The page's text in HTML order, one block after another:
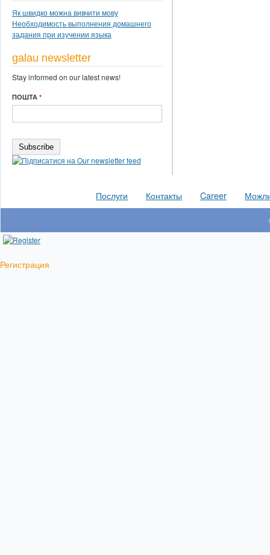
Як швидко можна вивчити мову
Необходимость выполнения домашнего
задания при изучении языка
galau newsletter
Stay informed on our latest news!
ПОШТА *
Послуги Контакты Career
Регистрация